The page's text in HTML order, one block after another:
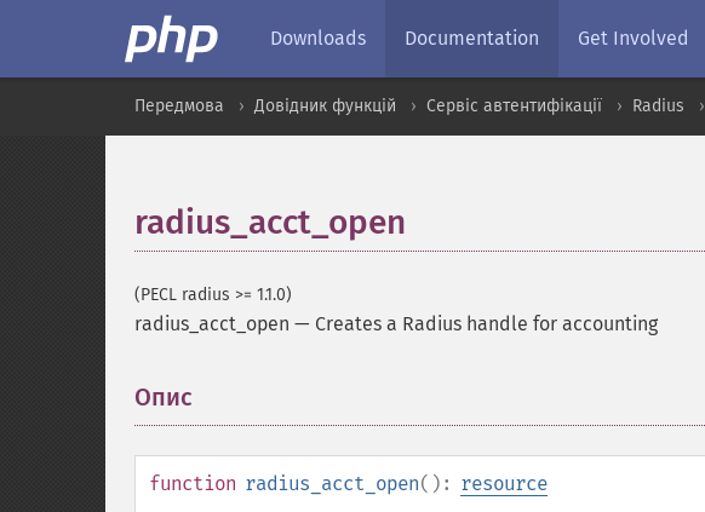
Downloads Documentation Get Involved
Передмова Довідник функцій Сервіс автентифікації Radius
radius_acct_open
(PECL radius >= 1.1.0)
radius_acct_open — Creates a Radius handle for accounting
Опис
function radius_acct_open(): resource